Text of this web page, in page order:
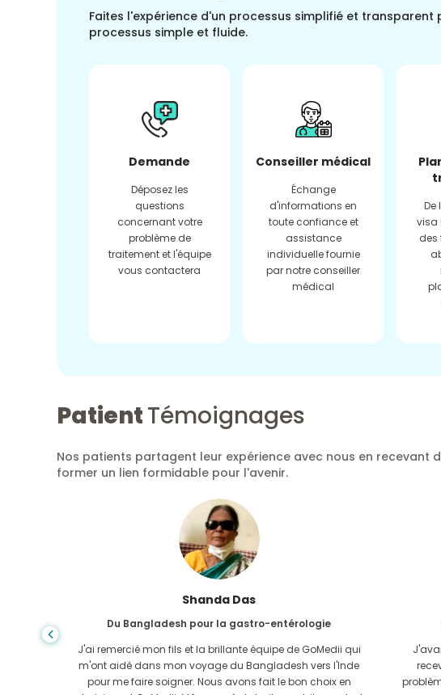
Faites l'expérience d'un processus simplifié et
processus simple et fluide.
Demande
Déposez les
questions
concernant votre
problème de
traitement et l'équipe
vous contactera
Conseiller médical
Échange
d'informations en
toute confiance et
assistance
individuelle fournie
par notre conseiller
médical
De
visa
des
PatientTémoignages
Nos patients partagent leur expérience avec nous en
former un lien formidable pour l'avenir.
Shanda Das
Du Bangladesh pour la gastro-entérologie
J'ai remercié mon fils et la brillante équipe de GoMedii qui
m'ont aidé dans mon voyage du Bangladesh vers l'Inde
pour me faire soigner. Nous avons fait le bon choix en